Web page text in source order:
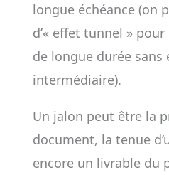
longue échéance (on
d’« effet tunnel »
de longue durée sans
intermédiaire).
Un jalon peut être la
document, la tenue
encore un livrable du